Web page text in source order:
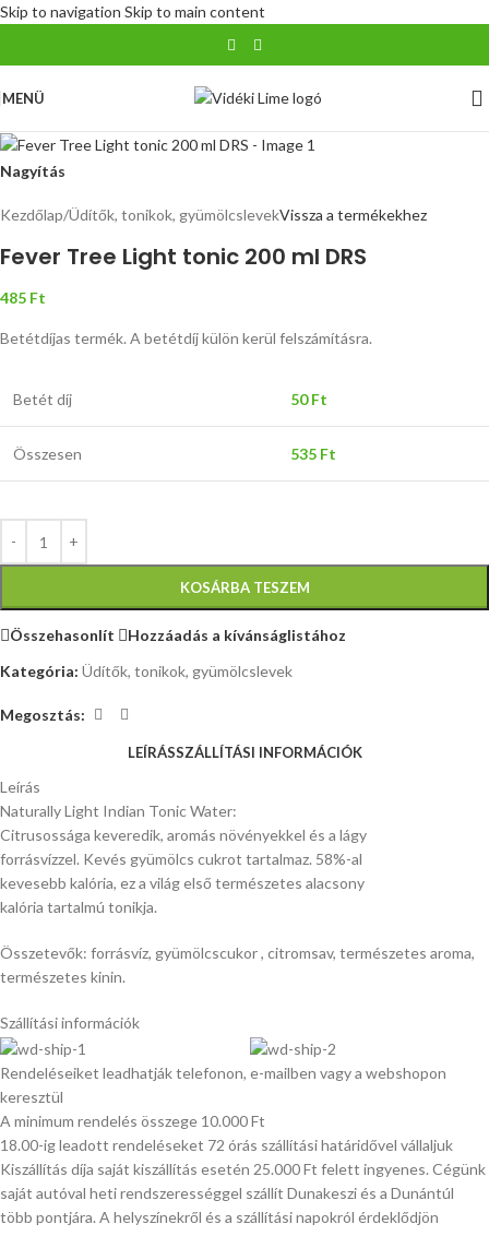
Skip to navigation Skip to main content
MENÜ
Nagyítás
Kezdőlap/Üdítők, tonikok, gyümölcslevekVissza a termékekhez
Fever Tree Light tonic 200 ml DRS
485 Ft
Betétdíjas termék. A betétdíj külön kerül felszámításra.
Betét díj 50Ft
Összesen 535 Ft
KOSÁRBA TESZEM
Összehasonlít
Hozzáadás a kívánságlistához
Kategória: Üdítők, tonikok, gyümölcslevek
Megosztás:
LEÍRÁSSZÁLLÍTÁSI INFORMÁCIÓK
Leírás
Naturally Light Indian Tonic Water:
Citrusossága keveredik, aromás növényekkel és a lágy
forrásvízzel. Kevés gyümölcs cukrot tartalmaz. 58%-al
kevesebb kalória, ez a világ első természetes alacsony
kalória tartalmú tonikja.
Összetevők: forrásvíz, gyümölcscukor , citromsav, természetes aroma,
természetes kinin.
Szállítási információk
Rendeléseiket leadhatják telefonon, e-mailben vagy a webshopon
keresztül
A minimum rendelés összege 10.000 Ft
18.00-ig leadott rendeléseket 72 órás szállítási határidővel vállaljuk
Kiszállítás díja saját kiszállítás esetén 25.000 Ft felett ingyenes. Cégünk
saját autóval heti rendszerességgel szállít Dunakeszi és a Dunántúl
több pontjára. A helyszínekről és a szállítási napokról érdeklődjön